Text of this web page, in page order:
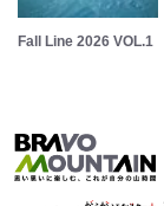
Fall Line 2026 VOL.1